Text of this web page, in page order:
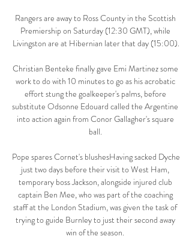
Rangers are away to Ross County in the Scottish
Premiership on Saturday (12:30 GMT), while
Livingston are at Hibernian later that day (15:00).
Christian Benteke finally gave Emi Martinez some
work to do with 10 minutes to go as his acrobatic
effort stung the goalkeeper's palms, before
substitute Odsonne Edouard called the Argentine
into action again from Conor Gallagher's square
ball.
Pope spares Cornet's blushesHaving sacked Dyche
just two days before their visit to West Ham,
temporary boss Jackson, alongside injured club
captain Ben Mee, who was part of the coaching
staff at the London Stadium, was given the task of
trying to guide Burnley to just their second away
win of the season.